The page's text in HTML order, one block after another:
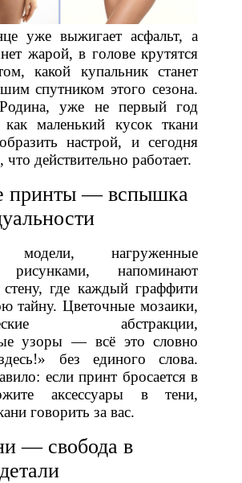
уже выжигает асфальт, а
жарой, в голове крутятся
какой купальник станет
спутником этого сезона.
уже не первый год
маленький кусок ткани
настрой, и сегодня
что действительно работает.
принты — вспышка
модели, нагруженные
рисунками, напоминают
где каждый граффити
тайну. Цветочные мозаики,
абстракции,
узоры — всё это словно
без единого слова.
если принт бросается в
аксессуары в тени,
говорить за вас.
— свобода в